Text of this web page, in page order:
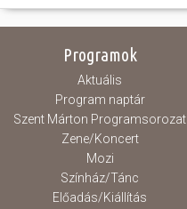
Programok
Aktuális
Program naptár
Szent Márton Programsorozat
Zene/Koncert
Mozi
Színház/Tánc
Előadás/Kiállítás